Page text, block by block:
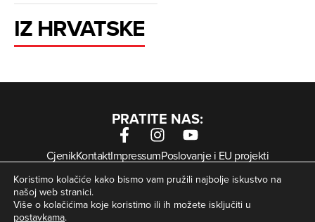
IZ HRVATSKE
PRATITE NAS:
CjenikKontaktImpressumPoslovanje i EU projekti
Arhiva digitalnih novina
Uvjeti korištenjaZaštita privatnosti
Kolačići
© Zagorje International – Sva prava pridržana | Developed
Koristimo kolačiće kako bismo vam pružili najbolje iskustvo na
našoj web stranici.
Više o kolačićima koje koristimo ili ih možete isključiti u
postavkama.